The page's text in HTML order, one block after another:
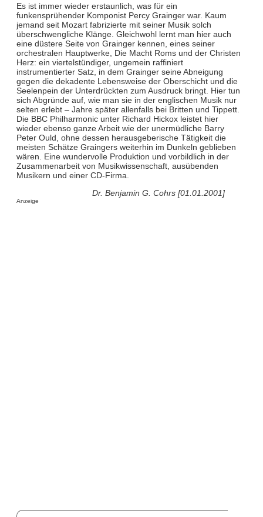
Es ist immer wieder erstaunlich, was für ein
funkensprühender Komponist Percy Grainger war. Kaum
jemand seit Mozart fabrizierte mit seiner Musik solch
überschwengliche Klänge. Gleichwohl lernt man hier auch
eine düstere Seite von Grainger kennen, eines seiner
orchestralen Hauptwerke, Die Macht Roms und der Christen
Herz: ein viertelstündiger, ungemein raffiniert
instrumentierter Satz, in dem Grainger seine Abneigung
gegen die dekadente Lebensweise der Oberschicht und die
Seelenpein der Unterdrückten zum Ausdruck bringt. Hier tun
sich Abgründe auf, wie man sie in der englischen Musik nur
selten erlebt – Jahre später allenfalls bei Britten und Tippett.
Die BBC Philharmonic unter Richard Hickox leistet hier
wieder ebenso ganze Arbeit wie der unermüdliche Barry
Peter Ould, ohne dessen herausgeberische Tätigkeit die
meisten Schätze Graingers weiterhin im Dunkeln geblieben
wären. Eine wundervolle Produktion und vorbildlich in der
Zusammenarbeit von Musikwissenschaft, ausübenden
Musikern und einer CD-Firma.
Dr. Benjamin G. Cohrs [01.01.2001]
Anzeige